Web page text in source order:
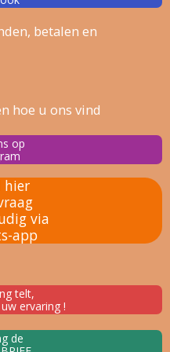
betalen en
hoe u ons vind
op
hier
via
app
telt,
ervaring !
de